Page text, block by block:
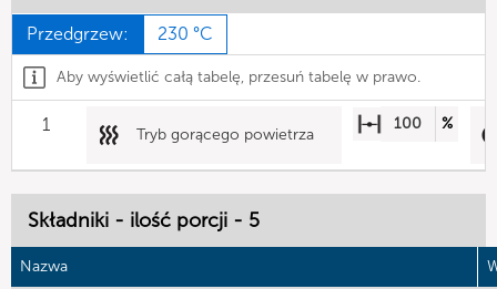
Przedgrzew: 230 °C
Aby wyświetlić całą tabelę, przesuń tabelę w prawo.
1 Tryb gorącego powietrza
100 %
Składniki - ilość porcji - 5
Nazwa